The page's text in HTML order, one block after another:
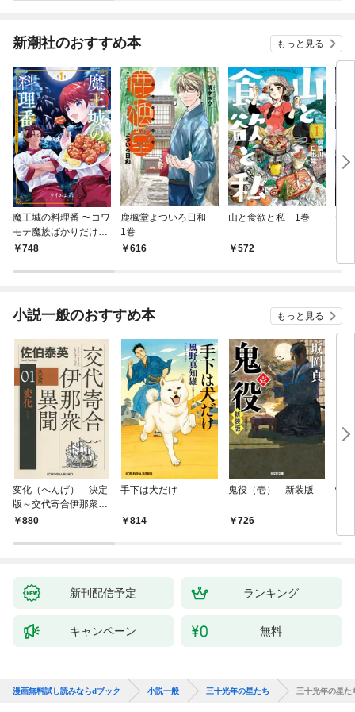
新潮社のおすすめ本 もっと見る
魔王城の料理番 〜コワ
モテ魔族ばかりだけ
ど、ホワイトな職場で
748
鹿楓堂よついろ日和
1巻
616
山と食欲と私 1巻
572
俺
小説一般のおすすめ本 もっと見る
変化（へんげ） 決定
版～交代寄合伊那衆異
聞（1）～
880
手下は犬だけ
814
鬼役（壱） 新装版
726
情
新刊配信予定 ランキング
キャンペーン 無料
漫画無料試し読みならdブック 小説一般 三十光年の星たち 三十光年の星た